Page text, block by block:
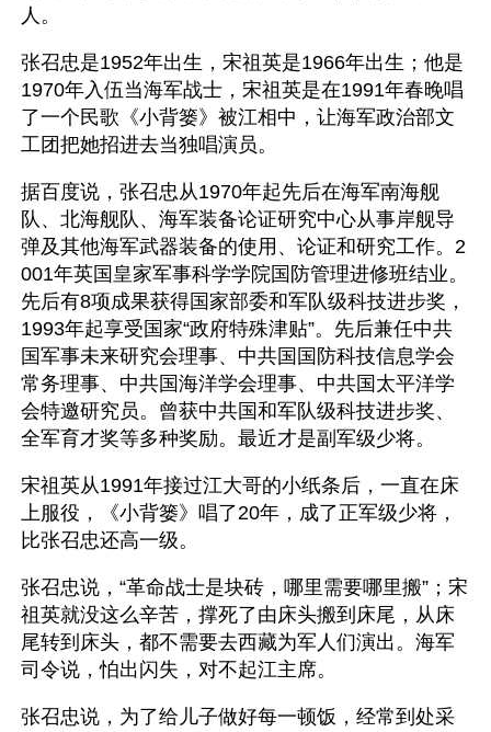
人。
张召忠是1952年出生，宋祖英是1966年出生；他是
1970年入伍当海军战士，宋祖英是在1991年春晚唱
了一个民歌《小背篓》被江相中，让海军政治部文
工团把她招进去当独唱演员。
据百度说，张召忠从1970年起先后在海军南海舰
队、北海舰队、海军装备论证研究中心从事岸舰导
弹及其他海军武器装备的使用、论证和研究工作。2
001年英国皇家军事科学学院国防管理进修班结业。
先后有8项成果获得国家部委和军队级科技进步奖，
1993年起享受国家“政府特殊津贴”。先后兼任中共
国军事未来研究会理事、中共国国防科技信息学会
常务理事、中共国海洋学会理事、中共国太平洋学
会特邀研究员。曾获中共国和军队级科技进步奖、
全军育才奖等多种奖励。最近才是副军级少将。
宋祖英从1991年接过江大哥的小纸条后，一直在床
上服役，《小背篓》唱了20年，成了正军级少将，
比张召忠还高一级。
张召忠说，“革命战士是块砖，哪里需要哪里搬”；宋
祖英就没这么辛苦，撑死了由床头搬到床尾，从床
尾转到床头，都不需要去西藏为军人们演出。海军
司令说，怕出闪失，对不起江主席。
张召忠说，为了给儿子做好每一顿饭，经常到处采